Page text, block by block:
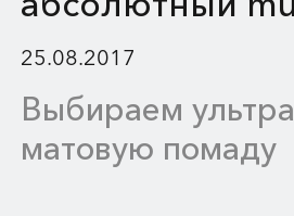
25.08.2017
Выбираем
матовую помаду